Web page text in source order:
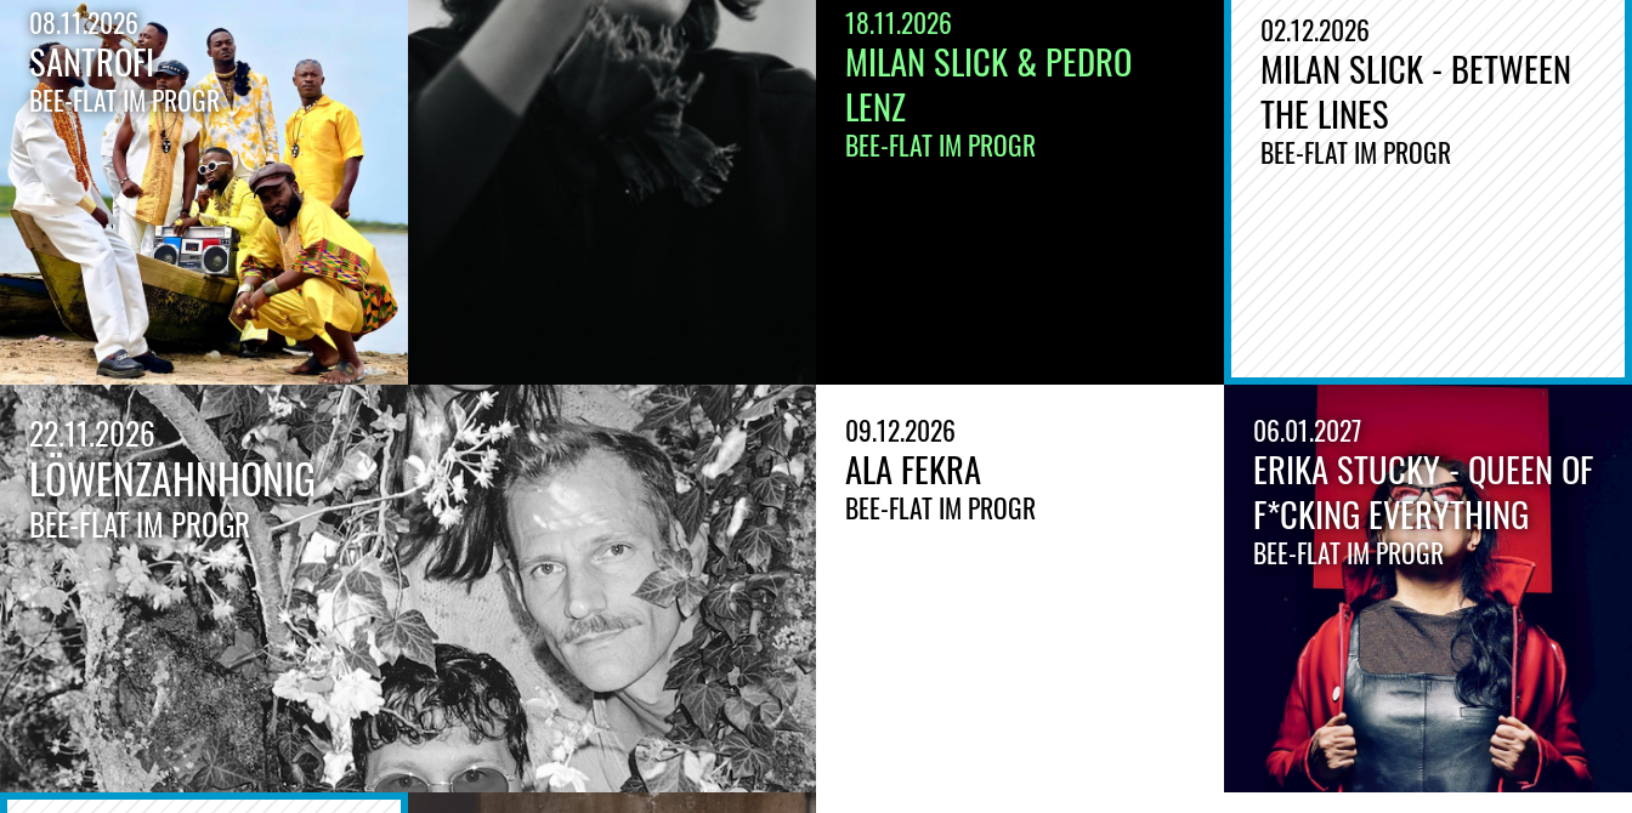
08.11.2026
SANTROFI
BEE-FLAT IM PROGR
18.11.2026
MILAN SLICK & PEDRO
LENZ
BEE-FLAT IM PROGR
22.11.2026
LÖWENZAHNHONIG
BEE-FLAT IM PROGR
02.12.2026
MILAN SLICK - BETWEEN
THE LINES
BEE-FLAT IM PROGR
09.12.2026
ALA FEKRA
BEE-FLAT IM PROGR
06.01.2027
ERIKA STUCKY - QUEEN OF
F*CKING EVERYTHING
BEE-FLAT IM PROGR